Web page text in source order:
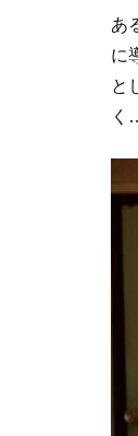
あ
に
と
く